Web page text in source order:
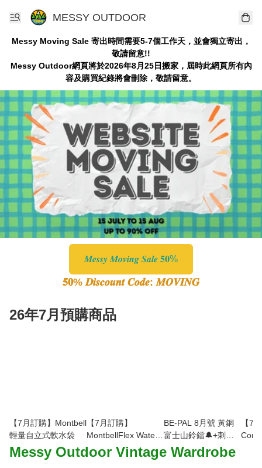
MESSY OUTDOOR
Messy Moving Sale 寄出時間需要5-7個工作天，並會獨立寄出，
敬請留意!!
Messy Outdoor網頁將於2026年8月25日搬家，屆時此網頁所有內
容及購買紀錄將會刪除，敬請留意。
𝑴𝒆𝒔𝒔𝒚 𝑴𝒐𝒗𝒊𝒏𝒈 𝑺𝒂𝒍𝒆 𝟓𝟎%
𝟓𝟎% 𝑫𝒊𝒔𝒄𝒐𝒖𝒏𝒕 𝑪𝒐𝒅𝒆: 𝑴𝑶𝑽𝑰𝑵𝑮
26年7月預購商品
【7月訂購】Montbell
輕量自立式軟水袋
【7月訂購】
MontbellFlex Water
Pack 吸管飲水套件
BE-PAL 8月號 黃銅
富士山鈴鐺🔔+刺繡
行李牌
【7
Messy Outdoor Vintage Wardrobe